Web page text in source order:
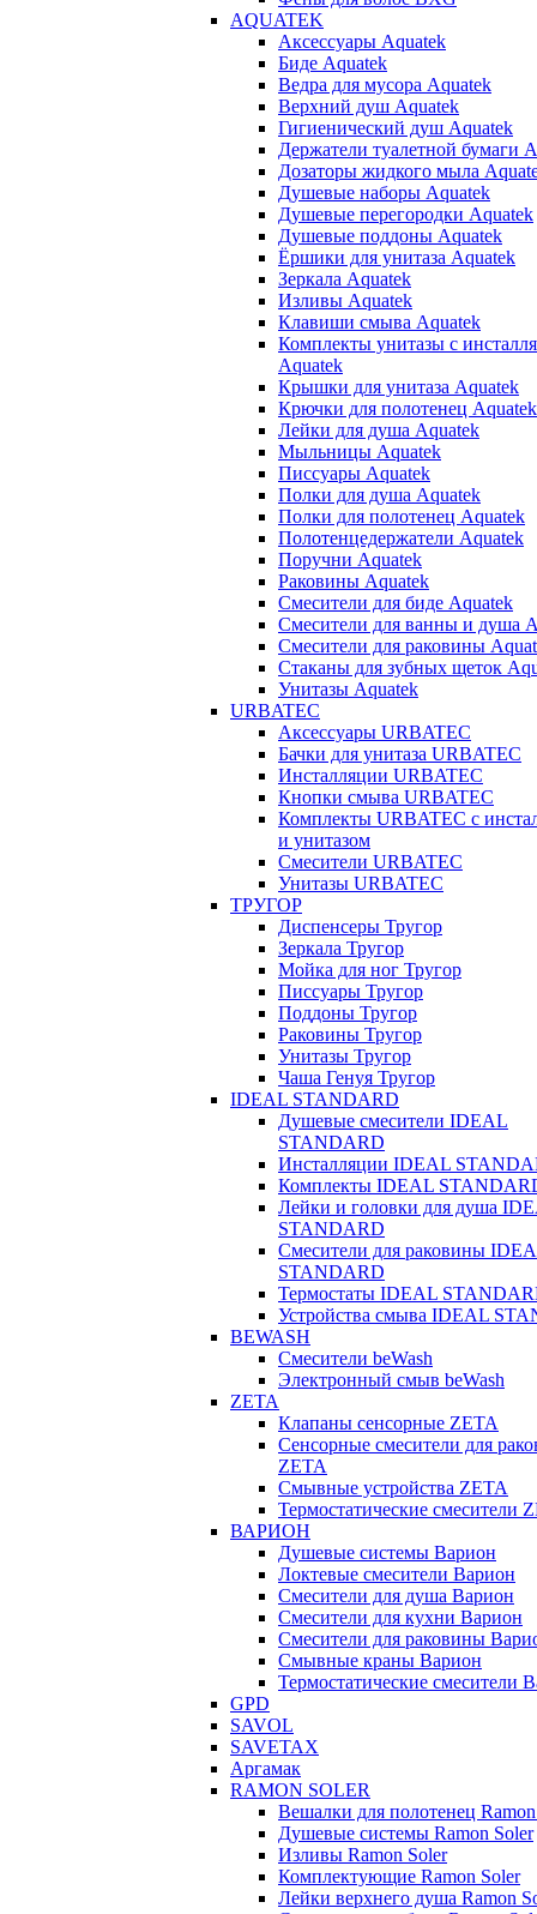
AQUATEK
Аксессуары Aquatek
Биде Aquatek
Ведра для мусора Aquatek
Верхний душ Aquatek
Гигиенический душ Aquatek
Держатели туалетной бумаги
Дозаторы жидкого мыла
Душевые наборы Aquatek
Душевые перегородки Aquatek
Душевые поддоны Aquatek
Ёршики для унитаза Aquatek
Зеркала Aquatek
Изливы Aquatek
Клавиши смыва Aquatek
Комплекты унитазы с
Aquatek
Крышки для унитаза Aquatek
Крючки для полотенец Aquatek
Лейки для душа Aquatek
Мыльницы Aquatek
Писсуары Aquatek
Полки для душа Aquatek
Полки для полотенец Aquatek
Полотенцедержатели Aquatek
Поручни Aquatek
Раковины Aquatek
Смесители для биде Aquatek
Смесители для ванны и душа
Смесители для раковины
Стаканы для зубных щеток
Унитазы Aquatek
URBATEC
Аксессуары URBATEC
Бачки для унитаза URBATEC
Инсталляции URBATEC
Кнопки смыва URBATEC
Комплекты URBATEC с
и унитазом
Смесители URBATEC
Унитазы URBATEC
ТРУГОР
Диспенсеры Тругор
Зеркала Тругор
Мойка для ног Тругор
Писсуары Тругор
Поддоны Тругор
Раковины Тругор
Унитазы Тругор
Чаша Генуя Тругор
IDEAL STANDARD
Душевые смесители IDEAL
STANDARD
Инсталляции IDEAL
Комплекты IDEAL
Лейки и головки для душа
STANDARD
Смесители для раковины
STANDARD
Термостаты IDEAL
Устройства смыва IDEAL
BEWASH
Смесители beWash
Электронный смыв beWash
ZETA
Клапаны сенсорные ZETA
Сенсорные смесители для
ZETA
Смывные устройства ZETA
Термостатические смесители
ВАРИОН
Душевые системы Варион
Локтевые смесители Варион
Смесители для душа Варион
Смесители для кухни Варион
Смесители для раковины
Смывные краны Варион
Термостатические смесители
GPD
SAVOL
SAVETAX
Аргамак
RAMON SOLER
Вешалки для полотенец
Душевые системы Ramon Soler
Изливы Ramon Soler
Комплектующие Ramon Soler
Лейки верхнего душа Ramon